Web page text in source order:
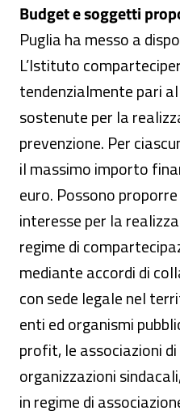
Budget e soggetti
Puglia ha messo a
L’Istituto
tendenzialmente pari
sostenute per la
prevenzione. Per
il massimo importo
euro. Possono
interesse per la
regime di
mediante accordi di
con sede legale nel
enti ed organismi
profit, le associazioni
organizzazioni
in regime di